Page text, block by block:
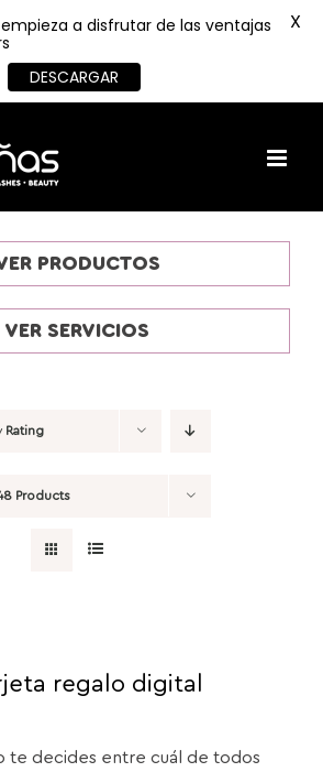
PRODUCTOS
VER SERVICIOS
Rating
Products
regalo digital
te decides entre cuál de todos
a disfrutar de las ventajas
DESCARGAR
X